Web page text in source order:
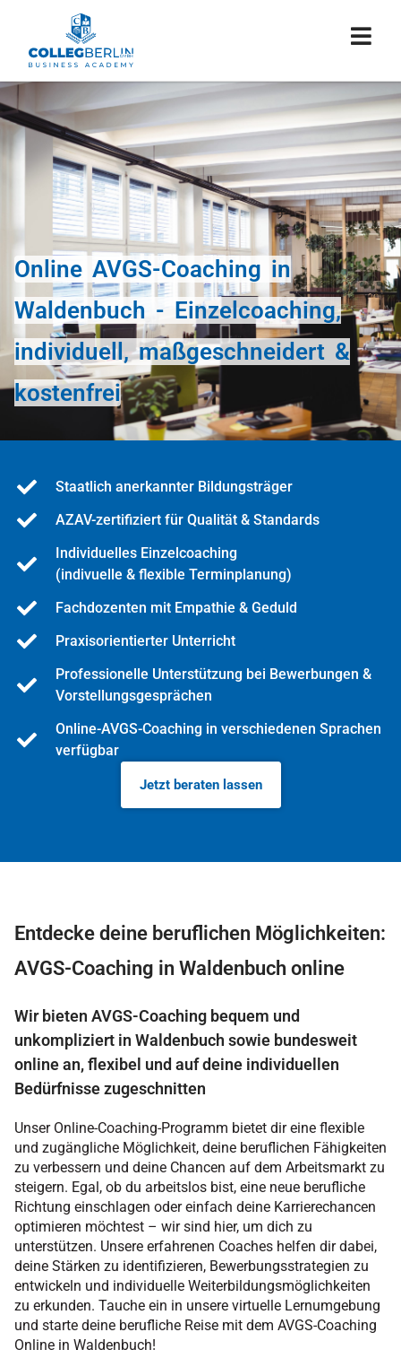
Online AVGS-Coaching in
Waldenbuch - Einzelcoaching,
individuell, maßgeschneidert &
kostenfrei
Staatlich anerkannter Bildungsträger
AZAV-zertifiziert für Qualität & Standards
Individuelles Einzelcoaching
(indivuelle & flexible Terminplanung)
Fachdozenten mit Empathie & Geduld
Praxisorientierter Unterricht
Professionelle Unterstützung bei Bewerbungen &
Vorstellungsgesprächen
Online-AVGS-Coaching in verschiedenen Sprachen
verfügbar
Jetzt beraten lassen
Entdecke deine beruflichen Möglichkeiten:
AVGS-Coaching in Waldenbuch online
Wir bieten AVGS-Coaching bequem und
unkompliziert in Waldenbuch sowie bundesweit
online an, flexibel und auf deine individuellen
Bedürfnisse zugeschnitten
Unser Online-Coaching-Programm bietet dir eine flexible
und zugängliche Möglichkeit, deine beruflichen Fähigkeiten
zu verbessern und deine Chancen auf dem Arbeitsmarkt zu
steigern. Egal, ob du arbeitslos bist, eine neue berufliche
Richtung einschlagen oder einfach deine Karrierechancen
optimieren möchtest – wir sind hier, um dich zu
unterstützen. Unsere erfahrenen Coaches helfen dir dabei,
deine Stärken zu identifizieren, Bewerbungsstrategien zu
entwickeln und individuelle Weiterbildungsmöglichkeiten
zu erkunden. Tauche ein in unsere virtuelle Lernumgebung
und starte deine berufliche Reise mit dem AVGS-Coaching
Online in Waldenbuch!